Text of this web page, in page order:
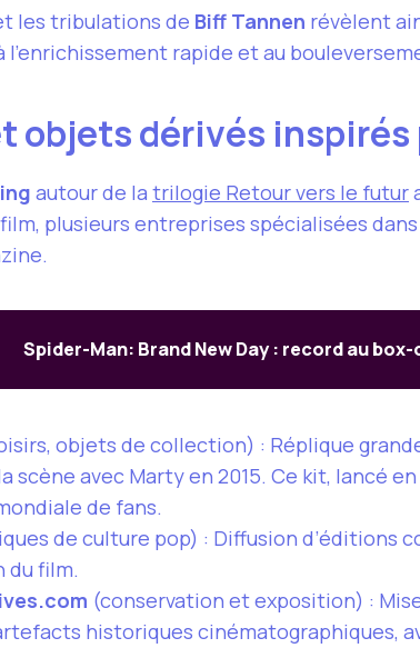
les tribulations de Biff Tannen révèlent
l’enrichissement rapide et au
objets dérivés inspirés
autour de la trilogie Retour vers le futur
film, plusieurs entreprises spécialisées
Spider-Man: Brand New Day : record au
objets de collection) : Réplique
scène avec Marty en 2015. Ce kit, lancé en
de fans.
de culture pop) : Diffusion d’éditions
du film.
(conservation et exposition) :
historiques cinématographiques,